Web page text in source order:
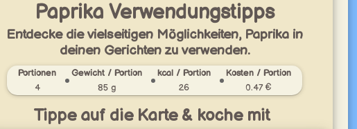
Paprika Verwendungstipps
Entdecke die vielseitigen Möglichkeiten, Paprika in
deinen Gerichten zu verwenden.
Portionen Gewicht / Portion kcal / Portion
Kosten / Portion
4
85 g 26 0.47 €
Tippe auf die Karte & koche mit